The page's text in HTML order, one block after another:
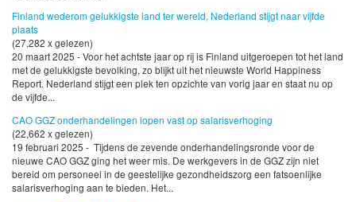
Finland wederom gelukkigste land ter wereld, Nederland stijgt naar vijfde
plaats
(27,282 x gelezen)
20 maart 2025 - Voor het achtste jaar op rij is Finland uitgeroepen tot het land
met de gelukkigste bevolking, zo blijkt uit het nieuwste World Happiness
Report. Nederland stijgt een plek ten opzichte van vorig jaar en staat nu op
de vijfde...
CAO GGZ onderhandelingen lopen vast op salarisverhoging
(22,662 x gelezen)
19 februari 2025 - Tijdens de zevende onderhandelingsronde voor de
nieuwe CAO GGZ ging het weer mis. De werkgevers in de GGZ zijn niet
bereid om personeel in de geestelijke gezondheidszorg een fatsoenlijke
salarisverhoging aan te bieden. Het...